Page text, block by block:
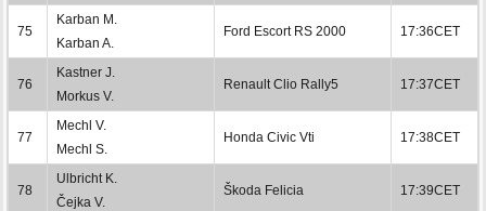
75
Karban M.
Karban A.
Ford Escort RS 2000 17:36CET
76
Kastner J.
Morkus V.
Renault Clio Rally5 17:37CET
77
Mechl V.
Mechl S.
Honda Civic Vti 17:38CET
78
Ulbricht K.
Čejka V.
Škoda Felicia 17:39CET